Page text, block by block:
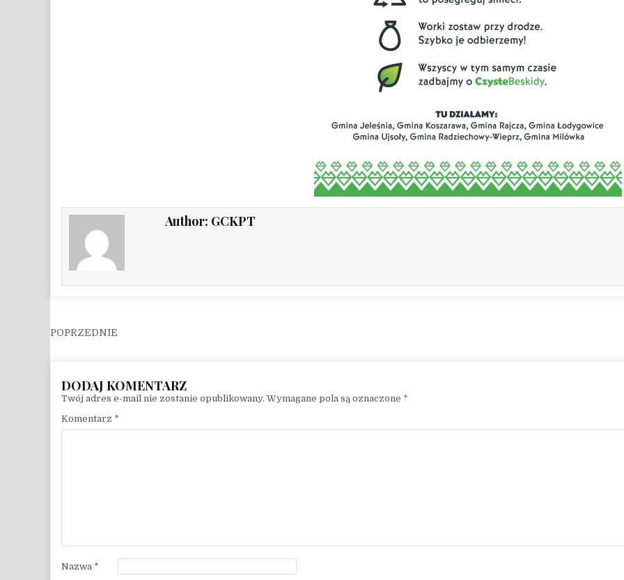
Author: GCKPT
Nawigacja wpisu
Twój adres e-mail nie zostanie opublikowany. Wymagane pola są oznaczone *
Komentarz *
Nazwa *